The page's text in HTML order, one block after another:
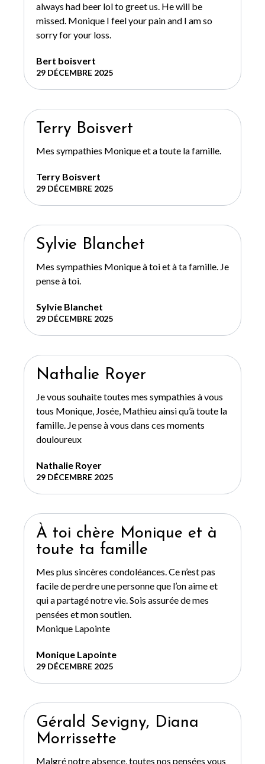
always had beer lol to greet us. He will be
missed. Monique I feel your pain and I am so
sorry for your loss.
Bert boisvert
29 DÉCEMBRE 2025
Terry Boisvert
Mes sympathies Monique et a toute la famille.
Terry Boisvert
29 DÉCEMBRE 2025
Sylvie Blanchet
Mes sympathies Monique à toi et à ta famille. Je
pense à toi.
Sylvie Blanchet
29 DÉCEMBRE 2025
Nathalie Royer
Je vous souhaite toutes mes sympathies à vous
tous Monique, Josée, Mathieu ainsi qu’à toute la
famille. Je pense à vous dans ces moments
douloureux
Nathalie Royer
29 DÉCEMBRE 2025
À toi chère Monique et à
toute ta famille
Mes plus sincères condoléances. Ce n’est pas
facile de perdre une personne que l’on aime et
qui a partagé notre vie. Sois assurée de mes
pensées et mon soutien.
Monique Lapointe
Monique Lapointe
29 DÉCEMBRE 2025
Gérald Sevigny, Diana
Morrissette
Malgré notre absence, toutes nos pensées vous